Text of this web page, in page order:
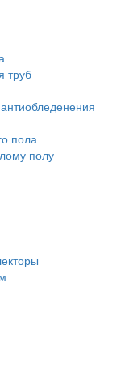
труб
пола
полу